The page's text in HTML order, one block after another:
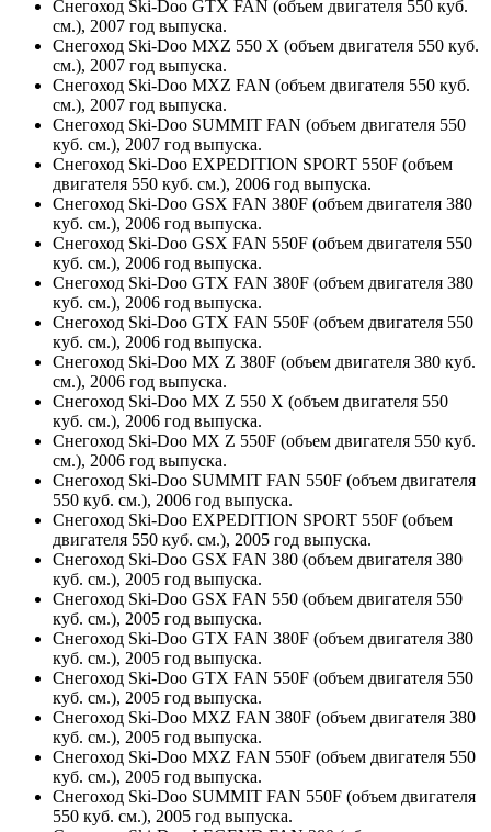
Снегоход Ski-Doo GTX FAN (объем двигателя 550 куб.
см.), 2007 год выпуска.
Снегоход Ski-Doo MXZ 550 X (объем двигателя 550 куб.
см.), 2007 год выпуска.
Снегоход Ski-Doo MXZ FAN (объем двигателя 550 куб.
см.), 2007 год выпуска.
Снегоход Ski-Doo SUMMIT FAN (объем двигателя 550
куб. см.), 2007 год выпуска.
Снегоход Ski-Doo EXPEDITION SPORT 550F (объем
двигателя 550 куб. см.), 2006 год выпуска.
Снегоход Ski-Doo GSX FAN 380F (объем двигателя 380
куб. см.), 2006 год выпуска.
Снегоход Ski-Doo GSX FAN 550F (объем двигателя 550
куб. см.), 2006 год выпуска.
Снегоход Ski-Doo GTX FAN 380F (объем двигателя 380
куб. см.), 2006 год выпуска.
Снегоход Ski-Doo GTX FAN 550F (объем двигателя 550
куб. см.), 2006 год выпуска.
Снегоход Ski-Doo MX Z 380F (объем двигателя 380 куб.
см.), 2006 год выпуска.
Снегоход Ski-Doo MX Z 550 X (объем двигателя 550
куб. см.), 2006 год выпуска.
Снегоход Ski-Doo MX Z 550F (объем двигателя 550 куб.
см.), 2006 год выпуска.
Снегоход Ski-Doo SUMMIT FAN 550F (объем двигателя
550 куб. см.), 2006 год выпуска.
Снегоход Ski-Doo EXPEDITION SPORT 550F (объем
двигателя 550 куб. см.), 2005 год выпуска.
Снегоход Ski-Doo GSX FAN 380 (объем двигателя 380
куб. см.), 2005 год выпуска.
Снегоход Ski-Doo GSX FAN 550 (объем двигателя 550
куб. см.), 2005 год выпуска.
Снегоход Ski-Doo GTX FAN 380F (объем двигателя 380
куб. см.), 2005 год выпуска.
Снегоход Ski-Doo GTX FAN 550F (объем двигателя 550
куб. см.), 2005 год выпуска.
Снегоход Ski-Doo MXZ FAN 380F (объем двигателя 380
куб. см.), 2005 год выпуска.
Снегоход Ski-Doo MXZ FAN 550F (объем двигателя 550
куб. см.), 2005 год выпуска.
Снегоход Ski-Doo SUMMIT FAN 550F (объем двигателя
550 куб. см.), 2005 год выпуска.